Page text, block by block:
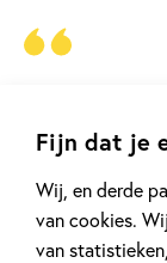
Fijn dat je
Wij, en derde
van cookies.
van
veel leuke